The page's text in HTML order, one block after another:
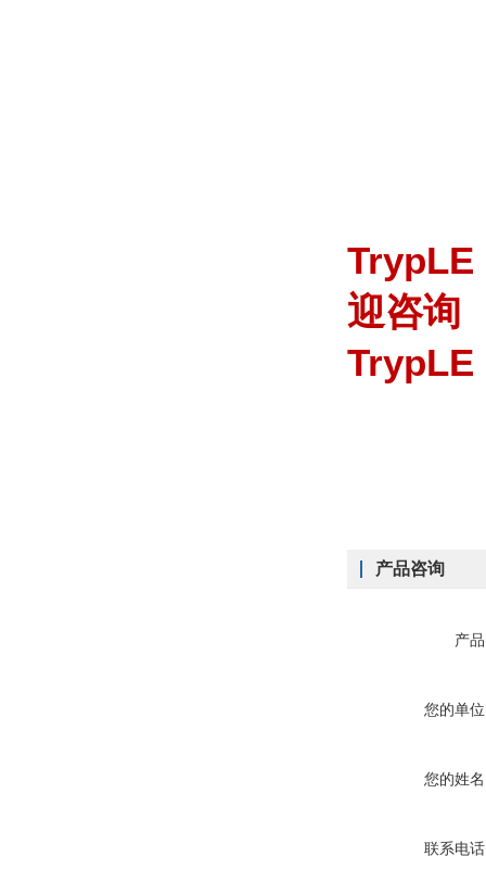
TrypLE
迎咨询
TrypLE
产品咨询
产
您的单
您的姓
联系电